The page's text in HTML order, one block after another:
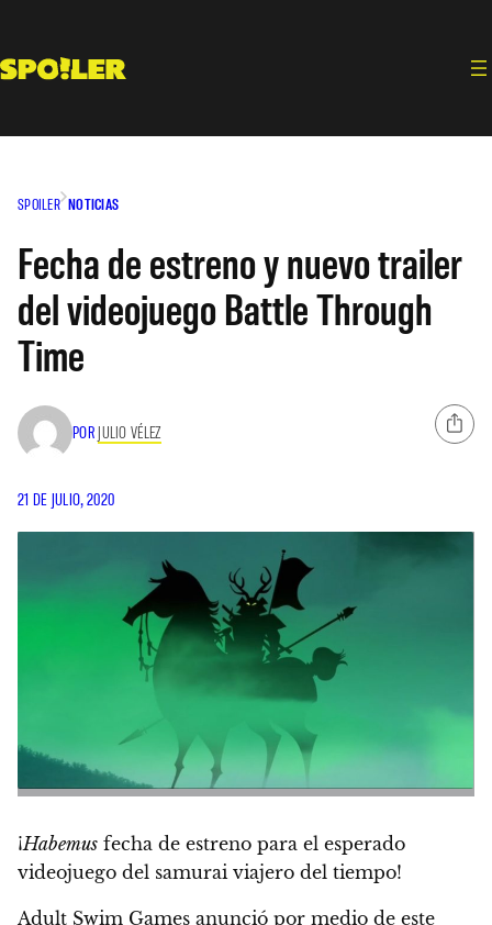
contenido
SPOILER NOTICIAS
Fecha de estreno y nuevo trailer
del videojuego Battle Through
Time
POR JULIO VÉLEZ
21 DE JULIO, 2020
¡Habemus fecha de estreno para el esperado
videojuego del samurai viajero del tiempo!
Adult Swim Games anunció por medio de este